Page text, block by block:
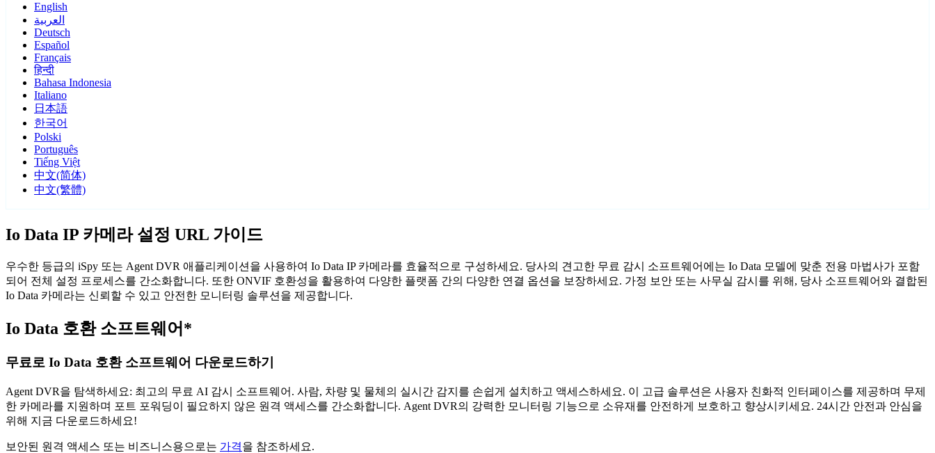
English
العربية
Deutsch
Español
Français
हिन्दी
Bahasa Indonesia
Italiano
日本語
한국어
Polski
Português
Tiếng Việt
中文(简体)
中文(繁體)
Io Data IP 카메라 설정 URL 가이드
우수한 등급의 iSpy 또는 Agent DVR 애플리케이션을 사용하여 Io Data IP 카메라를 효율적으로 구성하세요. 당사의 견고한 무료 감시 소프트웨어에는 Io Data 모델에 맞춘 전용 마법사가 포함
되어 전체 설정 프로세스를 간소화합니다. 또한 ONVIF 호환성을 활용하여 다양한 플랫폼 간의 다양한 연결 옵션을 보장하세요. 가정 보안 또는 사무실 감시를 위해, 당사 소프트웨어와 결합된
Io Data 카메라는 신뢰할 수 있고 안전한 모니터링 솔루션을 제공합니다.
Io Data 호환 소프트웨어*
무료로 Io Data 호환 소프트웨어 다운로드하기
Agent DVR을 탐색하세요: 최고의 무료 AI 감시 소프트웨어. 사람, 차량 및 물체의 실시간 감지를 손쉽게 설치하고 액세스하세요. 이 고급 솔루션은 사용자 친화적 인터페이스를 제공하며 무제
한 카메라를 지원하며 포트 포워딩이 필요하지 않은 원격 액세스를 간소화합니다. Agent DVR의 강력한 모니터링 기능으로 소유재를 안전하게 보호하고 향상시키세요. 24시간 안전과 안심을
위해 지금 다운로드하세요!
보안된 원격 액세스 또는 비즈니스용으로는 가격을 참조하세요.